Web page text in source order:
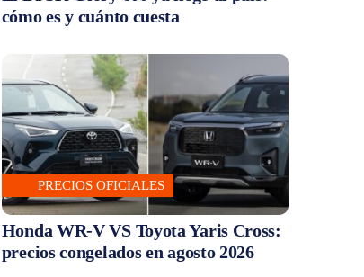
cómo es y cuánto cuesta
PRECIOS OFICIALES
Honda WR-V VS Toyota Yaris Cross:
precios congelados en agosto 2026